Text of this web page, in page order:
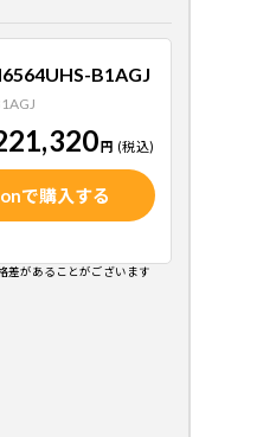
B1AGJ
円 (税込)
で購入する